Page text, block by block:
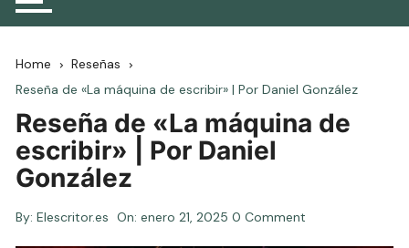
Home
Reseñas
Reseña de «La máquina de escribir» | Por Daniel González
Reseña de «La máquina de
escribir» | Por Daniel
González
By: Elescritor.es On:enero 21, 2025 0 Comment